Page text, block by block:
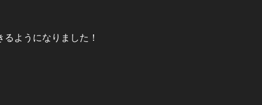
ようになりました！